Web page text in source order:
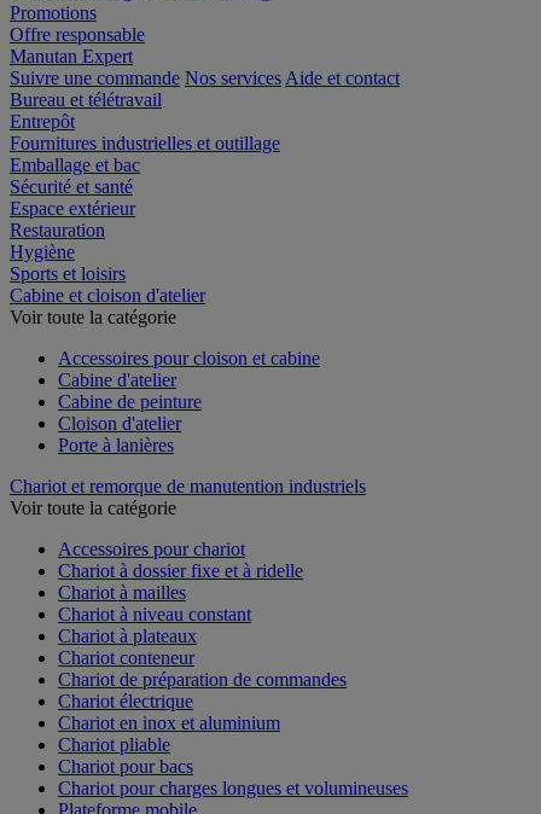
Promotions
Offre responsable
Manutan Expert
Suivre une commande Nos services Aide et contact
Bureau et télétravail
Entrepôt
Fournitures industrielles et outillage
Emballage et bac
Sécurité et santé
Espace extérieur
Restauration
Hygiène
Sports et loisirs
Cabine et cloison d'atelier
Voir toute la catégorie
Accessoires pour cloison et cabine
Cabine d'atelier
Cabine de peinture
Cloison d'atelier
Porte à lanières
Chariot et remorque de manutention industriels
Voir toute la catégorie
Accessoires pour chariot
Chariot à dossier fixe et à ridelle
Chariot à mailles
Chariot à niveau constant
Chariot à plateaux
Chariot conteneur
Chariot de préparation de commandes
Chariot électrique
Chariot en inox et aluminium
Chariot pliable
Chariot pour bacs
Chariot pour charges longues et volumineuses
Plateforme mobile